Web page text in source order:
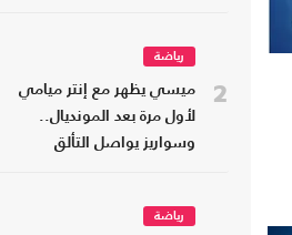
2
رياضة
ميسي يظهر مع إنتر ميامي
لأول مرة بعد المونديال..
وسواريز يواصل التألق
رياضة